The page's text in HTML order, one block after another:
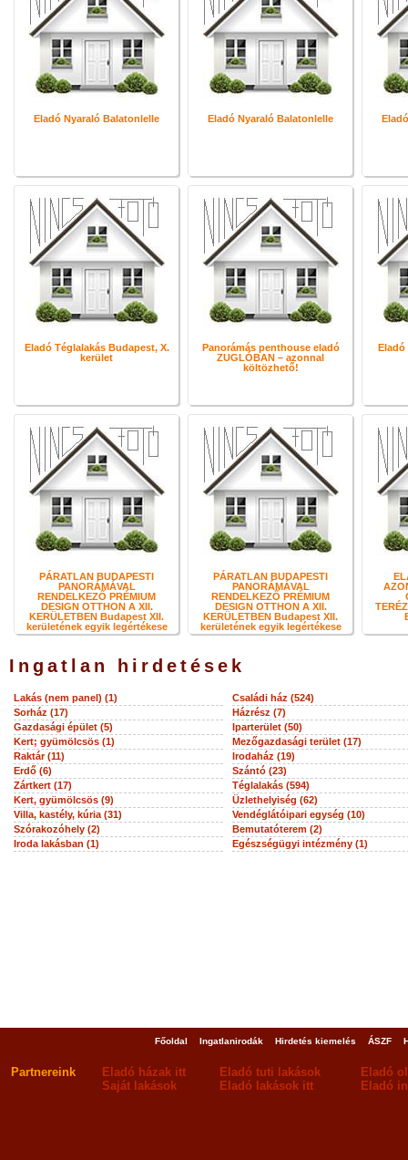
Eladó Nyaraló Balatonlelle Eladó Nyaraló Balatonlelle
Eladó Téglalakás Budapest, X.
kerület
Panorámás penthouse eladó
ZUGLÓBAN – azonnal
költözhető!
Eladó
PÁRATLAN BUDAPESTI
PANORÁMÁVAL
RENDELKEZŐ PRÉMIUM
DESIGN OTTHON A XII.
KERÜLETBEN Budapest XII.
kerületének egyik legértékese
PÁRATLAN BUDAPESTI
PANORÁMÁVAL
RENDELKEZŐ PRÉMIUM
DESIGN OTTHON A XII.
KERÜLETBEN Budapest XII.
kerületének egyik legértékese
Ingatlan hirdetések
Lakás (nem panel) (1)
Családi ház (524)
Sorház (17)
Házrész (7)
Gazdasági épület (5)
Iparterület (50)
Kert; gyümölcsös (1)
Mezőgazdasági terület (17)
Raktár (11)
Irodaház (19)
Erdő (6)
Szántó (23)
Zártkert (17)
Téglalakás (594)
Kert, gyümölcsös (9)
Üzlethelyiség (62)
Villa, kastély, kúria (31)
Vendéglátóipari egység (10)
Szórakozóhely (2)
Bemutatóterem (2)
Iroda lakásban (1)
Egészségügyi intézmény (1)
Főoldal Ingatlanirodák Hirdetés kiemelés ÁSZF
Partnereink Eladó házak itt Eladó tuti lakások
Eladó
Saját lakások
Eladó lakások itt Eladó